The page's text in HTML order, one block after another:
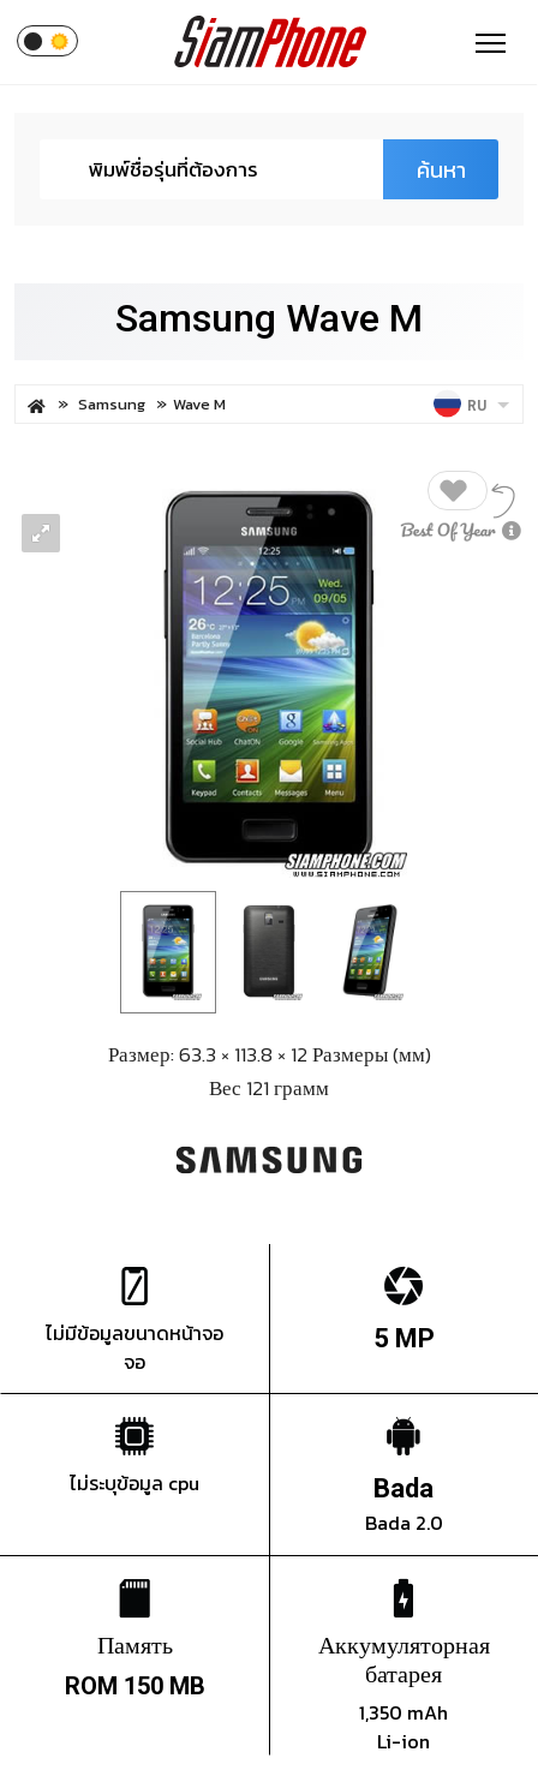
ค้นหา
Samsung Wave M
Samsung Wave M RU
Размер: 63.3 × 113.8 × 12 Размеры (мм)
Вес 121 грамм
ไม่มีข้อมูลขนาดหน้าจอ
จอ
5 MP
ไม่ระบุข้อมูล cpu Bada
Bada 2.0
Память
ROM 150 MB
Аккумуляторная
батарея
1,350 mAh
Li-ion